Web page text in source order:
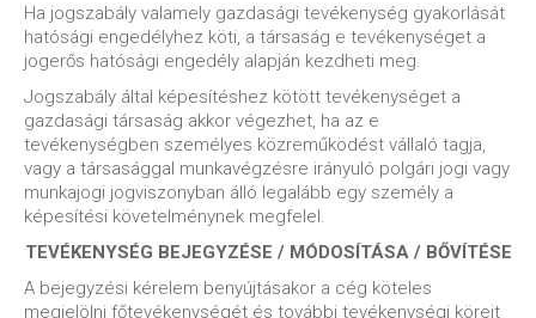
Ha jogszabály valamely gazdasági tevékenység gyakorlását
hatósági engedélyhez köti, a társaság e tevékenységet a
jogerős hatósági engedély alapján kezdheti meg.
Jogszabály által képesítéshez kötött tevékenységet a
gazdasági társaság akkor végezhet, ha az e
tevékenységben személyes közreműködést vállaló tagja,
vagy a társasággal munkavégzésre irányuló polgári jogi vagy
munkajogi jogviszonyban álló legalább egy személy a
képesítési követelménynek megfelel.
TEVÉKENYSÉG BEJEGYZÉSE / MÓDOSÍTÁSA / BŐVÍTÉSE
A bejegyzési kérelem benyújtásakor a cég köteles
megjelölni főtevékenységét és további tevékenységi köreit